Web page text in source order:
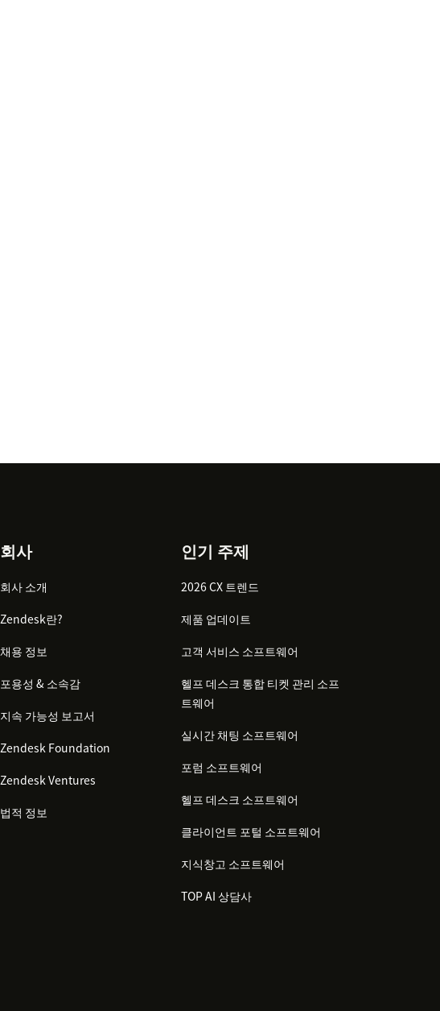
회사
회사 소개
Zendesk란?
채용 정보
포용성 & 소속감
지속 가능성 보고서
Zendesk Foundation
Zendesk Ventures
법적 정보
인기 주제
2026 CX 트렌드
제품 업데이트
고객 서비스 소프트웨어
헬프 데스크 통합 티켓 관리 소프
트웨어
실시간 채팅 소프트웨어
포럼 소프트웨어
헬프 데스크 소프트웨어
클라이언트 포털 소프트웨어
지식창고 소프트웨어
TOP AI 상담사